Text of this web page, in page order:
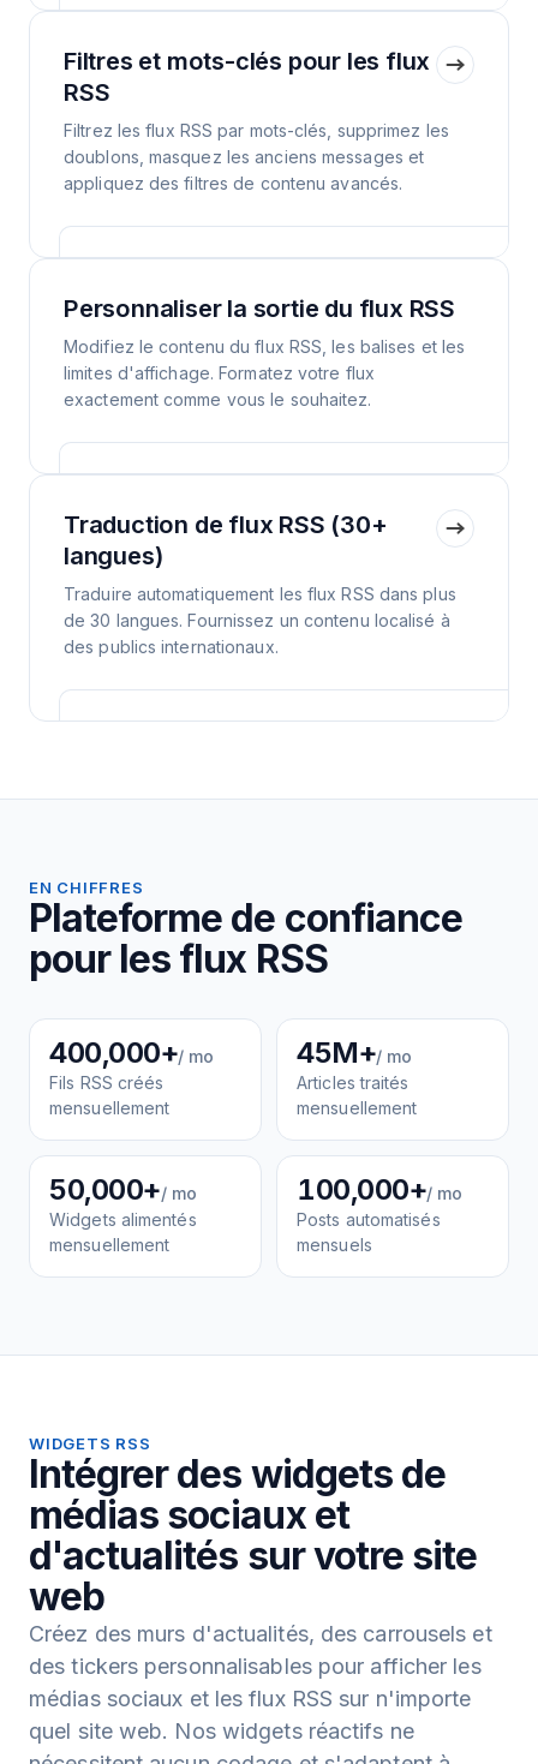
Filtres et mots-clés pour les flux
RSS
Filtrez les flux RSS par mots-clés, supprimez les
doublons, masquez les anciens messages et
appliquez des filtres de contenu avancés.
Personnaliser la sortie du flux RSS
Modifiez le contenu du flux RSS, les balises et les
limites d'affichage. Formatez votre flux
exactement comme vous le souhaitez.
Traduction de flux RSS (30+
langues)
Traduire automatiquement les flux RSS dans plus
de 30 langues. Fournissez un contenu localisé à
des publics internationaux.
EN CHIFFRES
Plateforme de confiance
pour les flux RSS
400,000+/ mo
Fils RSS créés
mensuellement
45M+/ mo
Articles traités
mensuellement
50,000+/ mo
Widgets alimentés
mensuellement
100,000+/ mo
Posts automatisés
mensuels
WIDGETS RSS
Intégrer des widgets de
médias sociaux et
d'actualités sur votre site
web
Créez des murs d'actualités, des carrousels et
des tickers personnalisables pour afficher les
médias sociaux et les flux RSS sur n'importe
quel site web. Nos widgets réactifs ne